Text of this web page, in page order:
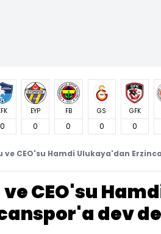
0
EYP
0
FB
0
GS
0
GFK
0
ve CEO'su Hamdi Ulukaya'dan
CEO'su
dev